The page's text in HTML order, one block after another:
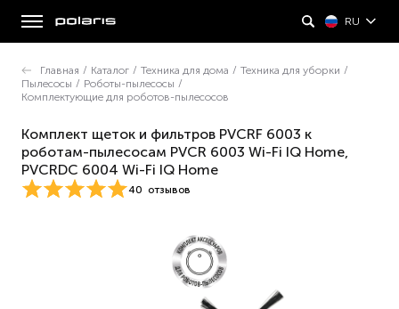
RU
Главная / Каталог / Техника для дома / Техника для уборки /
Пылесосы / Роботы-пылесосы /
Комплектующие для роботов-пылесосов
Комплект щеток и фильтров PVCRF 6003 к
роботам-пылесосам PVCR 6003 Wi-Fi IQ Home,
PVCRDC 6004 Wi-Fi IQ Home
40 отзывов